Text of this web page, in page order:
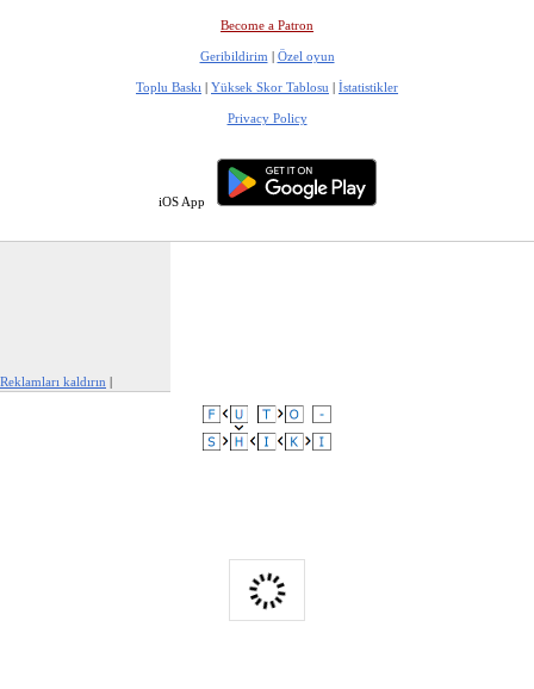
Become a Patron
Geribildirim | Özel oyun
Toplu Baskı | Yüksek Skor Tablosu | İstatistikler
Privacy Policy
iOS App
Reklamları kaldırın |